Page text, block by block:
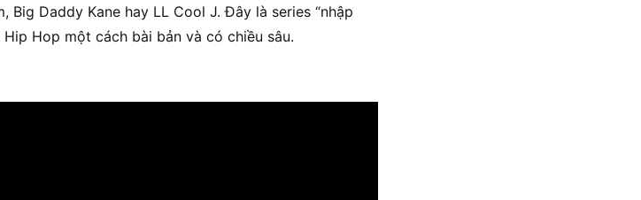
Big Daddy Kane hay LL Cool J. Đây là series “nhập
Hop một cách bài bản và có chiều sâu.